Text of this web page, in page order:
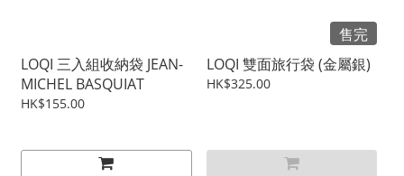
LOQI 三入組收納袋 JEAN-
MICHEL BASQUIAT
HK$155.00
售完
LOQI 雙面旅行袋 (金屬銀)
HK$325.00